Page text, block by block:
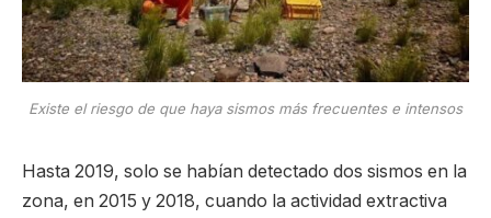
Existe el riesgo de que haya sismos más frecuentes e intensos
Hasta 2019, solo se habían detectado dos sismos en la
zona, en 2015 y 2018, cuando la actividad extractiva